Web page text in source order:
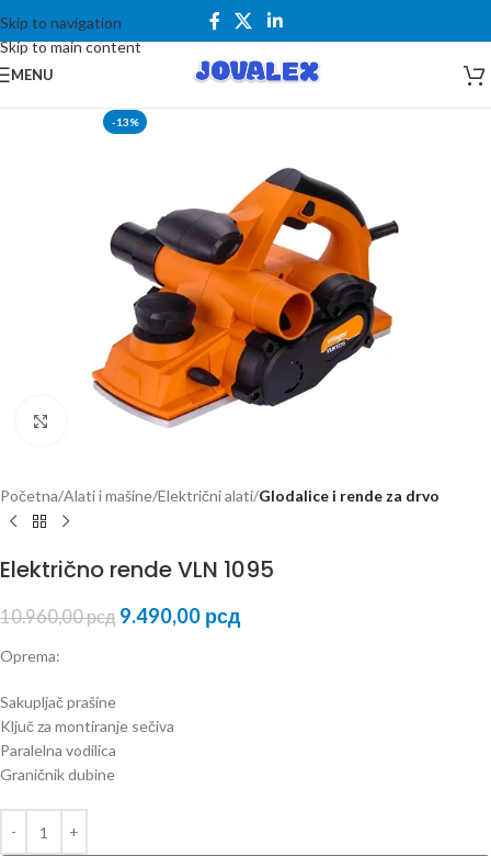
Skip to navigation
Skip to main content
MENU
-13%
Kliknite za uvećanje
Početna Alati i mašine Električni alati Glodalice i rende za drvo
Električno rende VLN 1095
10.960,00рсд 9.490,00 рсд
Oprema:
Sakupljač prašine
Ključ za montiranje sečiva
Paralelna vodilica
Graničnik dubine